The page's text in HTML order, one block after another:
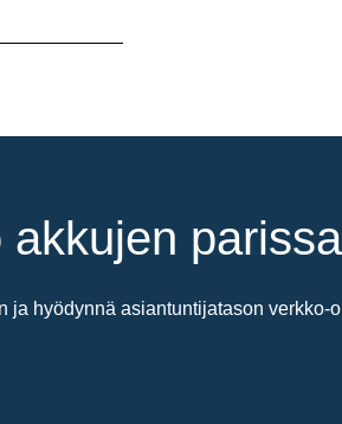
ja hyödynnä asiantuntijatason verkko-